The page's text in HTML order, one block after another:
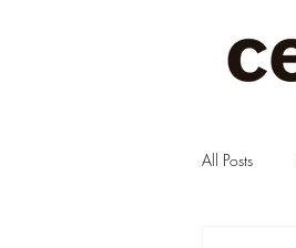
All Posts